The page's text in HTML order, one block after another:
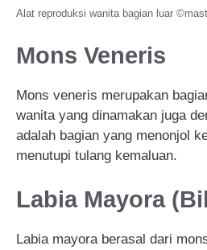
Alat reproduksi wanita bagian luar
Mons Veneris
Mons veneris merupakan
wanita yang dinamakan juga
adalah bagian yang menonjol
menutupi tulang kemaluan.
Labia Mayora
Labia mayora berasal dari